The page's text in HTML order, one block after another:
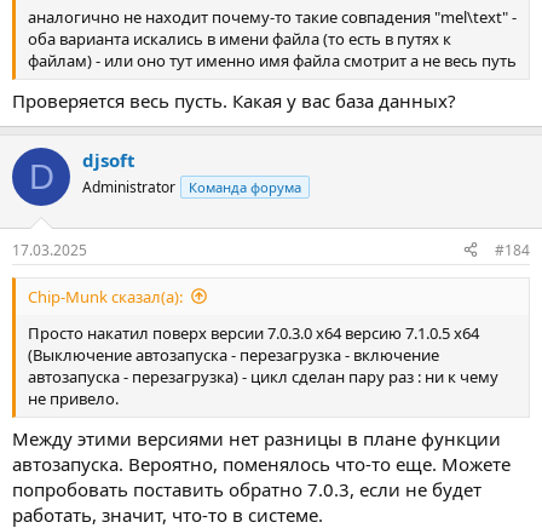
аналогично не находит почему-то такие совпадения "mel\text" -
оба варианта искались в имени файла (то есть в путях к
файлам) - или оно тут именно имя файла смотрит а не весь путь
Проверяется весь пусть. Какая у вас база данных?
D djsoft
Administrator Команда форума
17.03.2025 #184
Chip-Munk сказал(а):
Просто накатил поверх версии 7.0.3.0 х64 версию 7.1.0.5 х64
(Выключение автозапуска - перезагрузка - включение
автозапуска - перезагрузка) - цикл сделан пару раз : ни к чему
не привело.
Между этими версиями нет разницы в плане функции
автозапуска. Вероятно, поменялось что-то еще. Можете
попробовать поставить обратно 7.0.3, если не будет
работать, значит, что-то в системе.